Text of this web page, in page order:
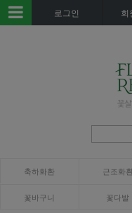
로그인 회
축하화환 근조화환
꽃바구니 꽃다발